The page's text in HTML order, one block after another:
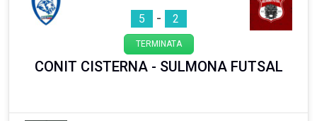
5 - 2
CONIT CISTERNA - SULMONA FUTSAL
TERMINATA